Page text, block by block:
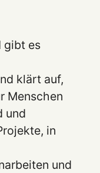
gibt es
klärt auf,
Menschen
und
in
und